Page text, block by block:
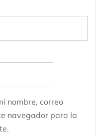
nombre, correo
navegador para la